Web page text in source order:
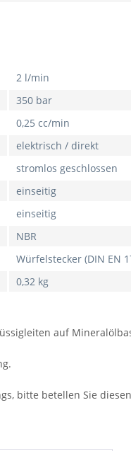
2 l/min
350 bar
0,25 cc/min
elektrisch / direkt
stromlos geschlossen
einseitig
einseitig
NBR
Würfelstecker (DIN EN
0,32 kg
auf
bitte betellen Sie